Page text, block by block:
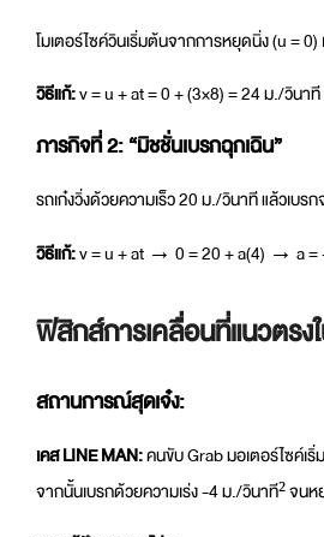
โมเตอร์ไซค์วินเริ่มต้นจากการหยุดนิ่ง (u = 0)
วิธีแก้:v = u + at = 0 + (3×8) = 24 ม./วินาที
ภารกิจที่ 2: “มิชชั่นเบรกฉุกเฉิน”
รถเก๋งวิ่งด้วยความเร็ว 20 ม./วินาที แล้วเบร
วิธีแก้:v = u + at → 0 = 20 + a(4) → a = -
ฟิสิกส์การเคลื่อนที่แนวตร
สถานการณ์สุดเจ๋ง:
เคส LINE MAN:คนขับ Grab มอเตอร์ไซค์เ
จากนั้นเบรกด้วยความเร่ง -4 ม./วินาที² จน